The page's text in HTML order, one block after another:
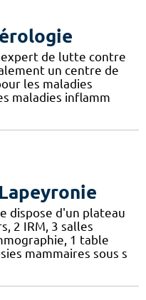
expert de lutte contre
un centre de
les maladies
maladies inflamm
dispose d'un plateau
2 IRM, 3 salles
1 table
mammaires sous s